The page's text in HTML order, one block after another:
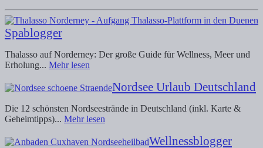
Spablogger
Thalasso auf Norderney: Der große Guide für Wellness, Meer und
Erholung... Mehr lesen
Nordsee Urlaub Deutschland
Die 12 schönsten Nordseestrände in Deutschland (inkl. Karte &
Geheimtipps)... Mehr lesen
Wellnessblogger